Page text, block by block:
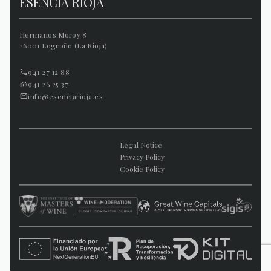
Hermanos Moroy 8
26001 Logroño (La Rioja)
941 27 12 88
941 26 25 37
info@esenciarioja.es
Legal Notice
Privacy Policy
Cookie Policy